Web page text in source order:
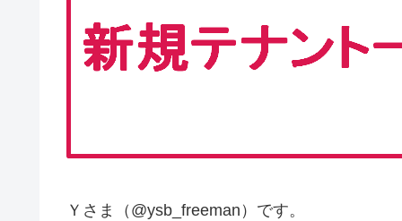
Ｙさま（@ysb_freeman）です。